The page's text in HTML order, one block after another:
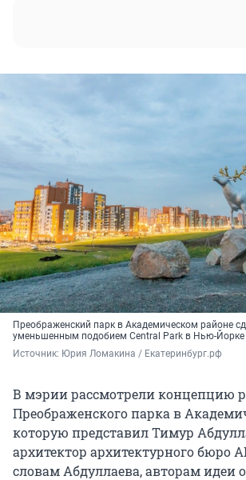
Преображенский парк в Академическом районе
уменьшенным подобием Central Park в Нью-Йорке
Источник: Юрия Ломакина / Екатеринбург.рф
В мэрии рассмотрели концепцию
Преображенского парка в
которую представил Тимур
архитектор архитектурного бюро
словам Абдуллаева, авторам идеи